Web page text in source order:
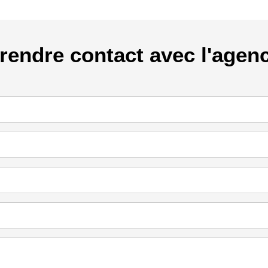
contact avec